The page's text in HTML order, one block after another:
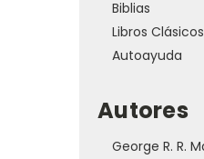
Biblias
Libros Clásicos
Autoayuda
Autores
George R. R.